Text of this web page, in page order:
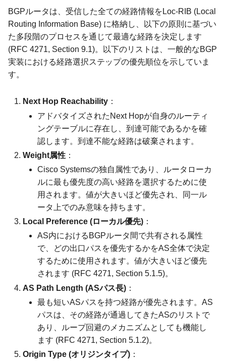
BGPルータは、受信した全ての経路情報をLoc-RIB (Local
Routing Information Base) に格納し、以下の原則に基づい
た多段階のプロセスを通じて最適な経路を決定します
(RFC 4271, Section 9.1)。以下のリストは、一般的なBGP
実装における経路選択ステップの優先順位を示していま
す。
Next Hop Reachability ：
アドバタイズされたNext Hopが自身のルーティ
ングテーブルに存在し、到達可能であるかを確
認します。到達不能な経路は破棄されます。
Weight属性 ：
Cisco Systemsの独自属性であり、ルータローカ
ルに最も優先度の高い経路を選択するために使
用されます。値が大きいほど優先され、同一ル
ータ上でのみ意味を持ちます。
Local Preference (ローカル優先) ：
AS内におけるBGPルータ間で共有される属性
で、どの出口パスを優先するかをAS全体で決定
するために使用されます。値が大きいほど優先
されます (RFC 4271, Section 5.1.5)。
AS Path Length (ASパス長) ：
最も短いASパスを持つ経路が優先されます。AS
パスは、その経路が通過してきたASのリストで
あり、ループ回避のメカニズムとしても機能し
ます (RFC 4271, Section 5.1.2)。
Origin Type (オリジンタイプ) ：